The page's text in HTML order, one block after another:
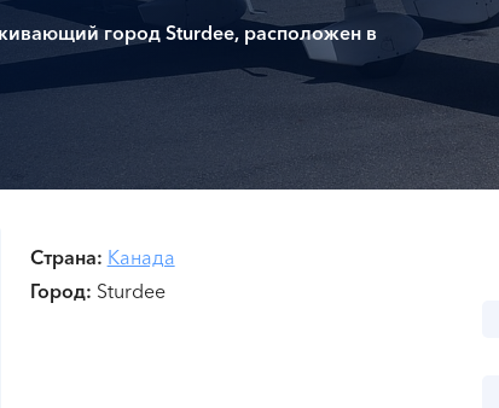
город Sturdee, расположен в
Страна Канада
Город Sturdee